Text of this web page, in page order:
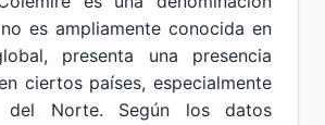
es ampliamente conocida en
presenta una presencia
ciertos países, especialmente
del Norte. Según los datos